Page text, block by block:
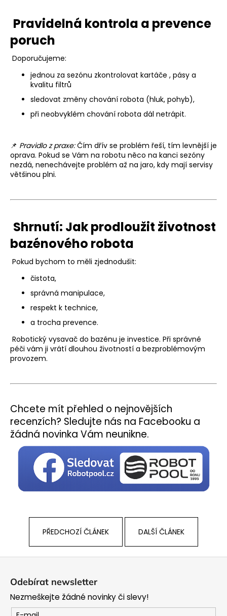
Pravidelná kontrola a prevence
poruch
Doporučujeme:
jednou za sezónu zkontrolovat kartáče , pásy a
kvalitu filtrů
sledovat změny chování robota (hluk, pohyb),
při neobvyklém chování robota dál netrápit.
📌 Pravidlo z praxe:Čím dřív se problém řeší, tím levnější je
oprava. Pokud se Vám na robotu něco na kanci sezóny
nezdá, nenechávejte problém až na jaro, kdy mají servisy
většinou plni.
Shrnutí: Jak prodloužit životnost
bazénového robota
Pokud bychom to měli zjednodušit:
čistota,
správná manipulace,
respekt k technice,
a trocha prevence.
Robotický vysavač do bazénu je investice. Při správné
péči vám ji vrátí dlouhou životností a bezproblémovým
provozem.
Chcete mít přehled o nejnovějších
recenzích? Sledujte nás na Facebooku a
žádná novinka Vám neunikne.
PŘEDCHOZÍ ČLÁNEK DALŠÍ ČLÁNEK
Odebírat newsletter
Nezmeškejte žádné novinky či slevy!